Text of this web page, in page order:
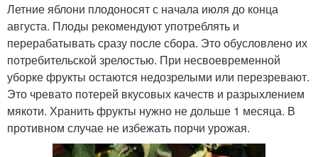
Летние яблони плодоносят с начала июля до конца
августа. Плоды рекомендуют употреблять и
перерабатывать сразу после сбора. Это обусловлено их
потребительской зрелостью. При несвоевременной
уборке фрукты остаются недозрелыми или перезревают.
Это чревато потерей вкусовых качеств и разрыхлением
мякоти. Хранить фрукты нужно не дольше 1 месяца. В
противном случае не избежать порчи урожая.